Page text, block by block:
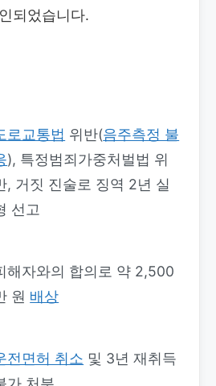
되었습니다.
로교통법 위반(음주측정 불
), 특정범죄가중처벌법 위
, 거짓 진술로 징역 2년 실
선고
해자와의 합의로 약 2,500
원 배상
전면허 취소 및 3년 재취득